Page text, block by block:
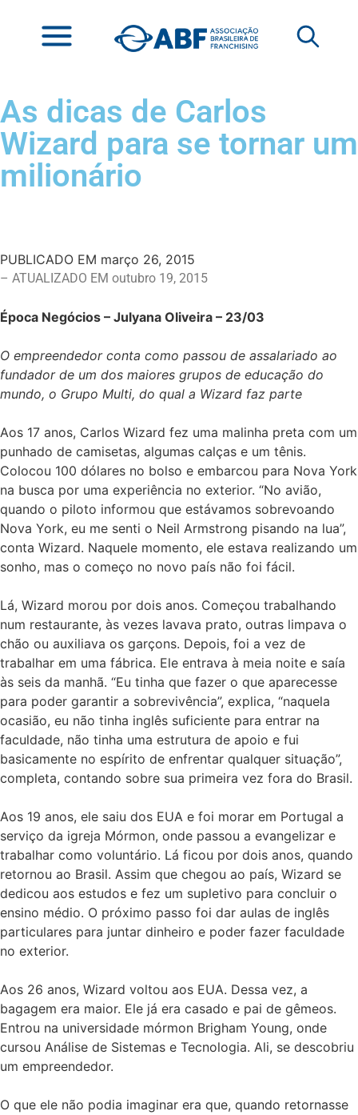
As dicas de Carlos
Wizard para se tornar um
milionário
PUBLICADO EM março 26, 2015
– ATUALIZADO EM outubro 19, 2015
Época Negócios – Julyana Oliveira – 23/03
O empreendedor conta como passou de assalariado ao
fundador de um dos maiores grupos de educação do
mundo, o Grupo Multi, do qual a Wizard faz parte
Aos 17 anos, Carlos Wizard fez uma malinha preta com um
punhado de camisetas, algumas calças e um tênis.
Colocou 100 dólares no bolso e embarcou para Nova York
na busca por uma experiência no exterior. “No avião,
quando o piloto informou que estávamos sobrevoando
Nova York, eu me senti o Neil Armstrong pisando na lua”,
conta Wizard. Naquele momento, ele estava realizando um
sonho, mas o começo no novo país não foi fácil.
Lá, Wizard morou por dois anos. Começou trabalhando
num restaurante, às vezes lavava prato, outras limpava o
chão ou auxiliava os garçons. Depois, foi a vez de
trabalhar em uma fábrica. Ele entrava à meia noite e saía
às seis da manhã. “Eu tinha que fazer o que aparecesse
para poder garantir a sobrevivência”, explica, “naquela
ocasião, eu não tinha inglês suficiente para entrar na
faculdade, não tinha uma estrutura de apoio e fui
basicamente no espírito de enfrentar qualquer situação”,
completa, contando sobre sua primeira vez fora do Brasil.
Aos 19 anos, ele saiu dos EUA e foi morar em Portugal a
serviço da igreja Mórmon, onde passou a evangelizar e
trabalhar como voluntário. Lá ficou por dois anos, quando
retornou ao Brasil. Assim que chegou ao país, Wizard se
dedicou aos estudos e fez um supletivo para concluir o
ensino médio. O próximo passo foi dar aulas de inglês
particulares para juntar dinheiro e poder fazer faculdade
no exterior.
Aos 26 anos, Wizard voltou aos EUA. Dessa vez, a
bagagem era maior. Ele já era casado e pai de gêmeos.
Entrou na universidade mórmon Brigham Young, onde
cursou Análise de Sistemas e Tecnologia. Ali, se descobriu
um empreendedor.
O que ele não podia imaginar era que, quando retornasse